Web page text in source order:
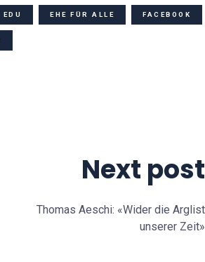
EDU EHE FÜR ALLE FACEBOOK
Next post
Thomas Aeschi: «Wider die Arglist
unserer Zeit»